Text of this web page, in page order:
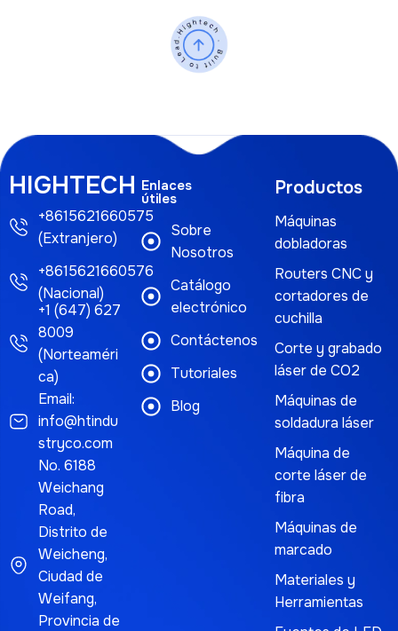
HIGHTECH
+8615621660575
(Extranjero)
+8615621660576
(Nacional)
+1 (647) 627
8009
(Norteaméri
ca)
Email:
info@htindu
stryco.com
No. 6188
Weichang
Road,
Distrito de
Weicheng,
Ciudad de
Weifang,
Provincia de
Enlaces
útiles
Sobre
Nosotros
Catálogo
electrónico
Contáctenos
Tutoriales
Blog
Productos
Máquinas
dobladoras
Routers CNC y
cortadores de
cuchilla
Corte y grabado
láser de CO2
Máquinas de
soldadura láser
Máquina de
corte láser de
fibra
Máquinas de
marcado
Materiales y
Herramientas